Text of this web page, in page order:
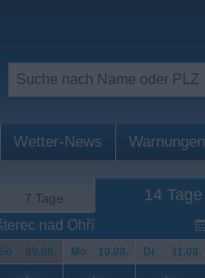
Wetter-News Warnungen
7 Tage 14 Tage
nad Ohří
So. 09.08. Mo. 10.08. Di. 11.08.